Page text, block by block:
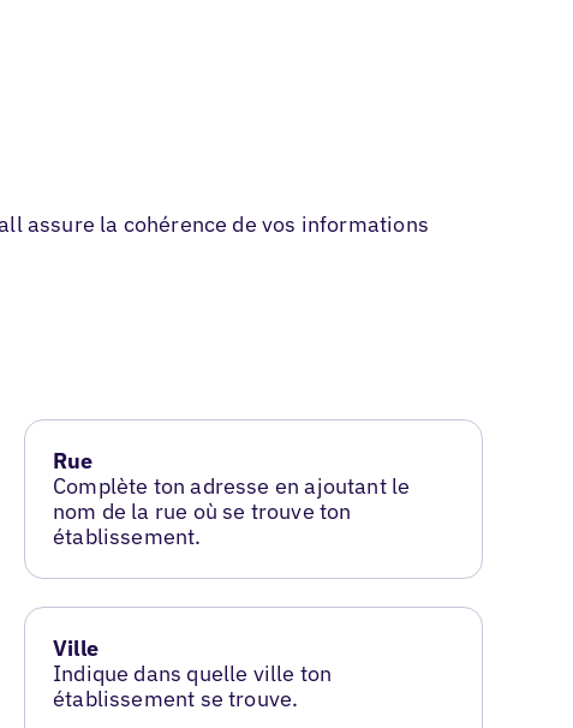
assure la cohérence de vos informations
Rue
Complète ton adresse en ajoutant le
nom de la rue où se trouve ton
établissement.
Ville
Indique dans quelle ville ton
établissement se trouve.